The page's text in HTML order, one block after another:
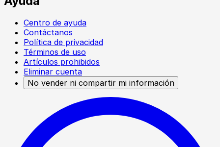
Centro de ayuda
Contáctanos
Política de privacidad
Términos de uso
Artículos prohibidos
Eliminar cuenta
No vender ni compartir mi información